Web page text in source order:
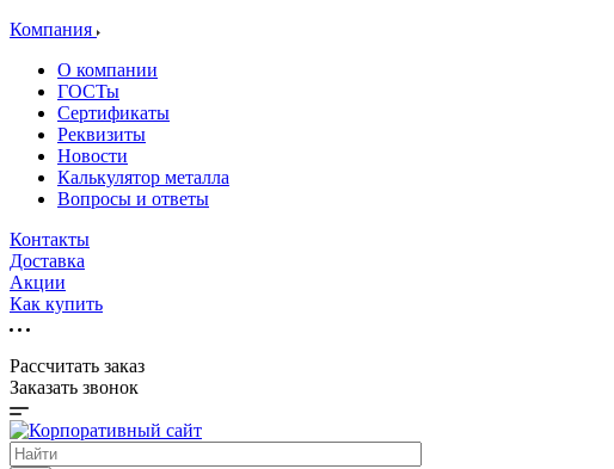
Компания
О компании
ГОСТы
Сертификаты
Реквизиты
Новости
Калькулятор металла
Вопросы и ответы
Контакты
Доставка
Акции
Как купить
Рассчитать заказ
Заказать звонок